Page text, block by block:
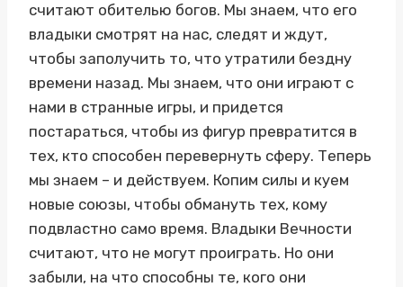
считают обителью богов. Мы знаем, что его
владыки смотрят на нас, следят и ждут,
чтобы заполучить то, что утратили бездну
времени назад. Мы знаем, что они играют с
нами в странные игры, и придется
постараться, чтобы из фигур превратится в
тех, кто способен перевернуть сферу. Теперь
мы знаем – и действуем. Копим силы и куем
новые союзы, чтобы обмануть тех, кому
подвластно само время. Владыки Вечности
считают, что не могут проиграть. Но они
забыли, на что способны те, кого они